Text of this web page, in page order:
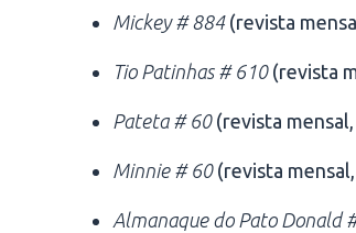
Mickey # 884(revista
Tio Patinhas # 610(revista
Pateta # 60(revista mensal,
Minnie # 60(revista
Almanaque do Pato Donald